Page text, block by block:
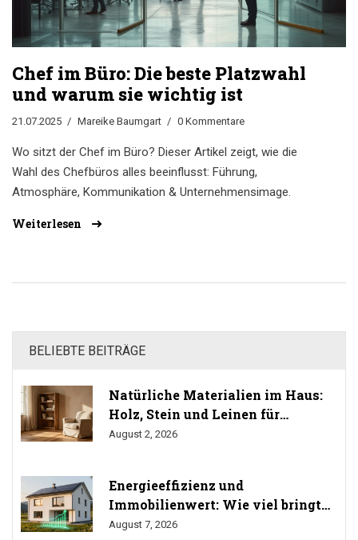
Chef im Büro: Die beste Platzwahl
und warum sie wichtig ist
21.07.2025 Mareike Baumgart 0 Kommentare
Wo sitzt der Chef im Büro? Dieser Artikel zeigt, wie die
Wahl des Chefbüros alles beeinflusst: Führung,
Atmosphäre, Kommunikation & Unternehmensimage.
Weiterlesen
BELIEBTE BEITRÄGE
Natürliche Materialien im Haus:
Holz, Stein und Leinen für
gesundes Wohnen
August 2, 2026
Energieeffizienz und
Immobilienwert: Wie viel bringt
Sanierung wirklich? (Studien
August 7, 2026